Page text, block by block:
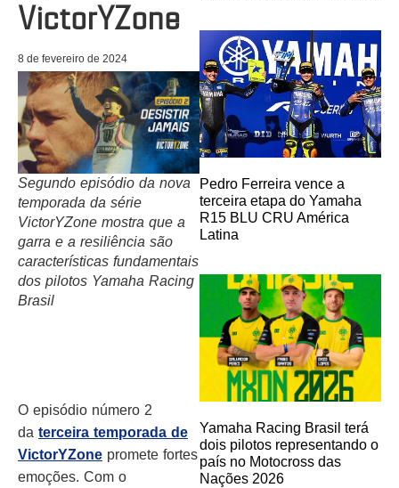
VictorYZone
8 de fevereiro de 2024
Segundo episódio da nova
temporada da série
VictorYZone mostra que a
garra e a resiliência são
características fundamentais
dos pilotos Yamaha Racing
Brasil
O episódio número 2
da terceira temporada de
VictorYZone promete fortes
emoções. Com o
Pedro Ferreira vence a
terceira etapa do Yamaha
R15 BLU CRU América
Latina
Yamaha Racing Brasil terá
dois pilotos representando o
país no Motocross das
Nações 2026